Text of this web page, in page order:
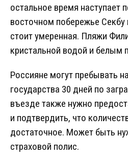
остальное время наступает
восточном побережье Секбу
стоит умеренная. Пляжи
кристальной водой и белым
Россияне могут пребывать
государства 30 дней по
въезде также нужно
и подтвердить, что
достаточное. Может быть
страховой полис.